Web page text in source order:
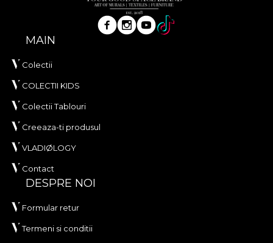
MAIN
Colectii
COLECTII KIDS
Colectii Tablouri
Creeaza-ti produsul
VLADIØLOGY
Contact
DESPRE NOI
Formular retur
Termeni si conditii